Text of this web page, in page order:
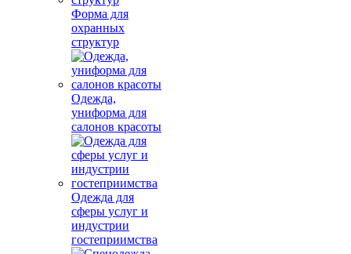
Форма для
охранных
структур
Одежда,
униформа для
салонов красоты
Одежда для
сферы услуг и
индустрии
гостеприимства